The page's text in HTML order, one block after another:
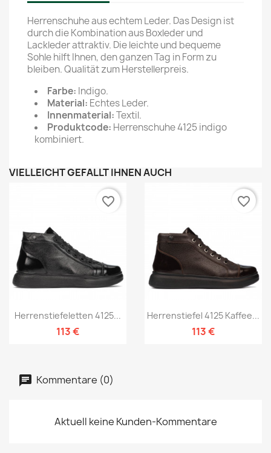
Herrenschuhe aus echtem Leder. Das Design ist
durch die Kombination aus Boxleder und
Lackleder attraktiv. Die leichte und bequeme
Sohle hilft Ihnen, den ganzen Tag in Form zu
bleiben. Qualität zum Herstellerpreis.
Farbe: Indigo.
Material: Echtes Leder.
Innenmaterial:Textil.
Produktcode: Herrenschuhe 4125 indigo
kombiniert.
VIELLEICHT GEFÄLLT IHNEN AUCH
Herrenstiefeletten 4125...
113 €
favorite_border
Herrenstiefel 4125 Kaffee...
113 €
favorite_border
Kommentare (0)
Aktuell keine Kunden-Kommentare